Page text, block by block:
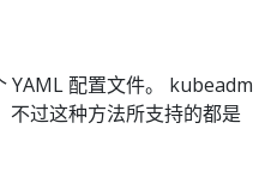
YAML 配置文件。 kubeadm
不过这种方法所支持的都是